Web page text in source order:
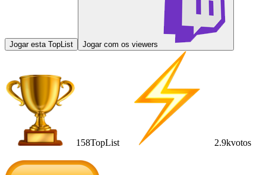
Jogar esta TopList Jogar com os viewers
158TopList 2.9kvotos